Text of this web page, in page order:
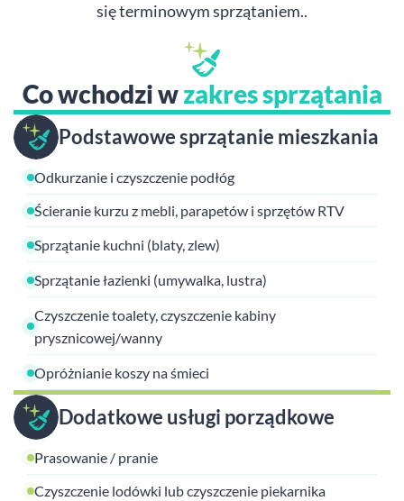
się terminowym sprzątaniem..
Co wchodzi wzakres sprzątania
Podstawowe sprzątanie mieszkania
Odkurzanie i czyszczenie podłóg
Ścieranie kurzu z mebli, parapetów i sprzętów RTV
Sprzątanie kuchni (blaty, zlew)
Sprzątanie łazienki (umywalka, lustra)
Czyszczenie toalety, czyszczenie kabiny
prysznicowej/wanny
Opróżnianie koszy na śmieci
Dodatkowe usługi porządkowe
Prasowanie / pranie
Czyszczenie lodówki lub czyszczenie piekarnika